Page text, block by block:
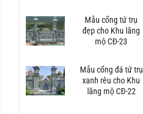
Mẫu cổng tứ trụ
đẹp cho Khu lăng
mộ CĐ-23
Mẫu cổng đá tứ trụ
xanh rêu cho Khu
lăng mộ CĐ-22